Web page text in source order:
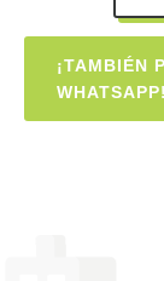
¡TAMBIÉN
WHATSAPP!